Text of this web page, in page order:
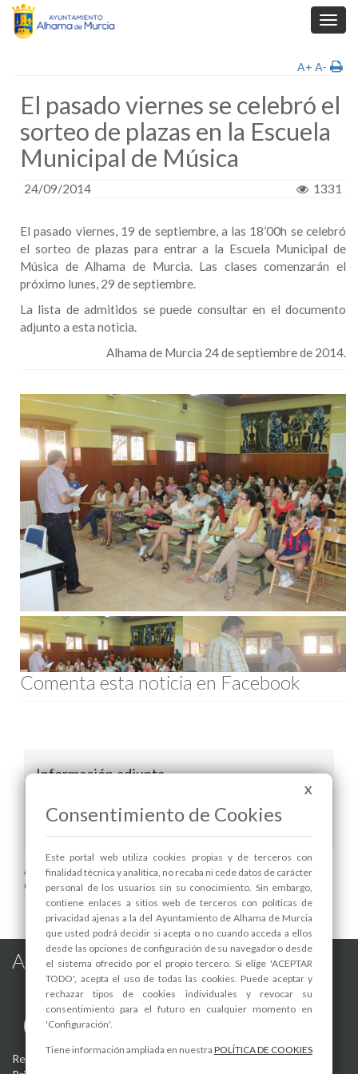
A+ A-
El pasado viernes se celebró el
sorteo de plazas en la Escuela
Municipal de Música
24/09/2014 1331
El pasado viernes, 19 de septiembre, a las 18’00h se celebró
el sorteo de plazas para entrar a la Escuela Municipal de
Música de Alhama de Murcia. Las clases comenzarán el
próximo lunes, 29 de septiembre.
La lista de admitidos se puede consultar en el documento
adjunto a esta noticia.
Alhama de Murcia 24 de septiembre de 2014.
Comenta esta noticia en Facebook
Información adjunta
Escuela de Música lista de admitidos y de
espera 14-15.pdf
Areas relacionadas:
Cultura y Patrimonio
Alhama de Murcia en las Redes
Registro de actividades de tratamiento -Aviso Legal-Política de
X
Consentimiento de Cookies
Este portal web utiliza cookies propias y de terceros con
finalidad técnica y analítica, no recaba ni cede datos de carácter
personal de los usuarios sin su conocimiento. Sin embargo,
contiene enlaces a sitios web de terceros con políticas de
privacidad ajenas a la del Ayuntamiento de Alhama de Murcia
que usted podrá decidir si acepta o no cuando acceda a ellos
desde las opciones de configuración de su navegador o desde
el sistema ofrecido por el propio tercero. Si elige 'ACEPTAR
TODO', acepta el uso de todas las cookies. Puede aceptar y
rechazar tipos de cookies individuales y revocar su
consentimiento para el futuro en cualquier momento en
'Configuración'.
Tiene información ampliada en nuestra POLÍTICA DE COOKIES